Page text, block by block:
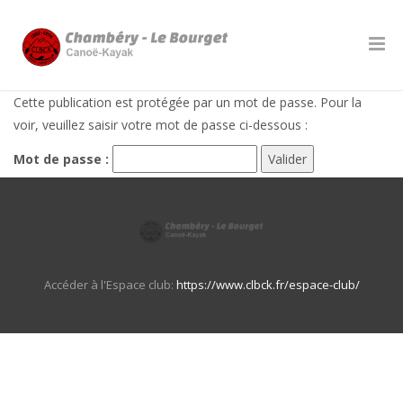
Cette publication est protégée par un mot de passe. Pour la
voir, veuillez saisir votre mot de passe ci-dessous :
Mot de passe :
Accéder à l'Espace club: https://www.clbck.fr/espace-club/